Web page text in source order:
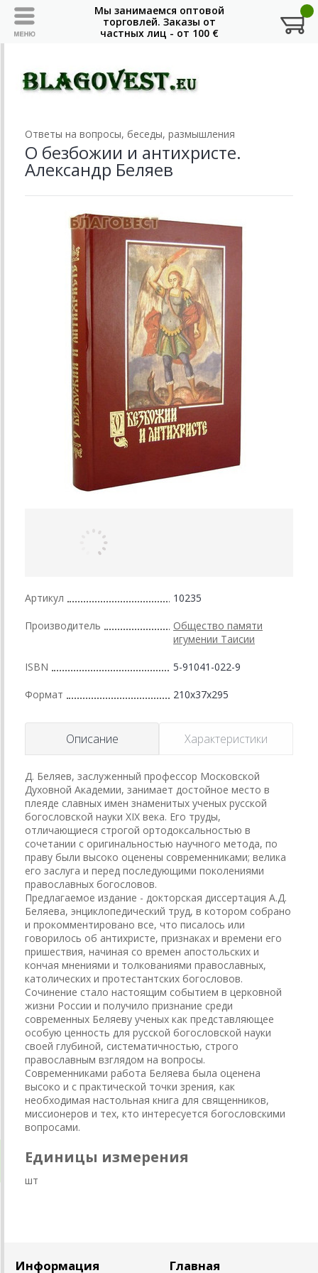
Ответы на вопросы, беседы, размышления
О безбожии и антихристе.
Александр Беляев
Артикул 10235
Производитель
Общество памяти
игумении Таисии
ISBN 5-91041-022-9
Формат 210x37x295
Описание Характеристики
Д. Беляев, заслуженный профессор Московской
Духовной Академии, занимает достойное место в
плеяде славных имен знаменитых ученых русской
богословской науки XIX века. Его труды,
отличающиеся строгой ортодоксальностью в
сочетании с оригинальностью научного метода, по
праву были высоко оценены современниками; велика
его заслуга и перед последующими поколениями
православных богословов.
Предлагаемое издание - докторская диссертация А.Д.
Беляева, энциклопедический труд, в котором собрано
и прокомментировано все, что писалось или
говорилось об антихристе, признаках и времени его
пришествия, начиная со времен апостольских и
кончая мнениями и толкованиями православных,
католических и протестантских богословов.
Сочинение стало настоящим событием в церковной
жизни России и получило признание среди
современных Беляеву ученых как представляющее
особую ценность для русской богословской науки
своей глубиной, систематичностью, строго
православным взглядом на вопросы.
Современниками работа Беляева была оценена
высоко и с практической точки зрения, как
необходимая настольная книга для священников,
миссионеров и тех, кто интересуется богословскими
вопросами.
Единицы измерения
шт
Информация Главная